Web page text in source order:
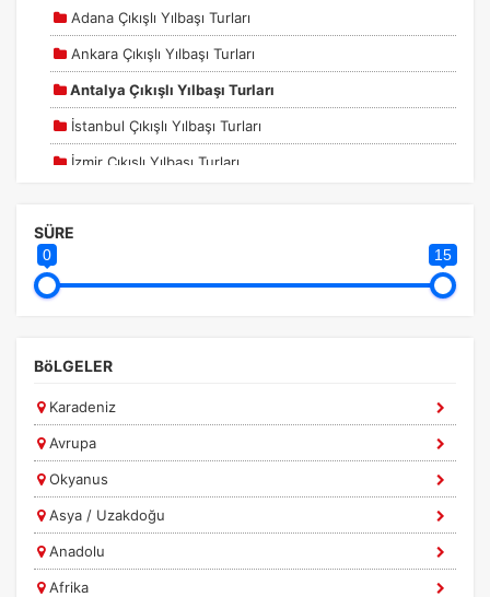
Çerez tercihlerinizi
Zorunlu Çerezler
gereklidir. Bu çerezler olmadan site düzgün çalışmaz ve
devre dışı bırakılamaz.
İstatistik Çerezleri
Ziyaretçilerin siteyi nasıl kullandığını anonim olarak
Adana Çıkışlı Yılbaşı Turları
Ankara Çıkışlı Yılbaşı Turları
Antalya Çıkışlı Yılbaşı Turları
İstanbul Çıkışlı Yılbaşı Turları
İzmir Çıkışlı Yılbaşı Turları
Yurtiçi Turlar
SÜRE
0 15
BöLGELER
Karadeniz
Avrupa
Okyanus
Asya / Uzakdoğu
Anadolu
Afrika